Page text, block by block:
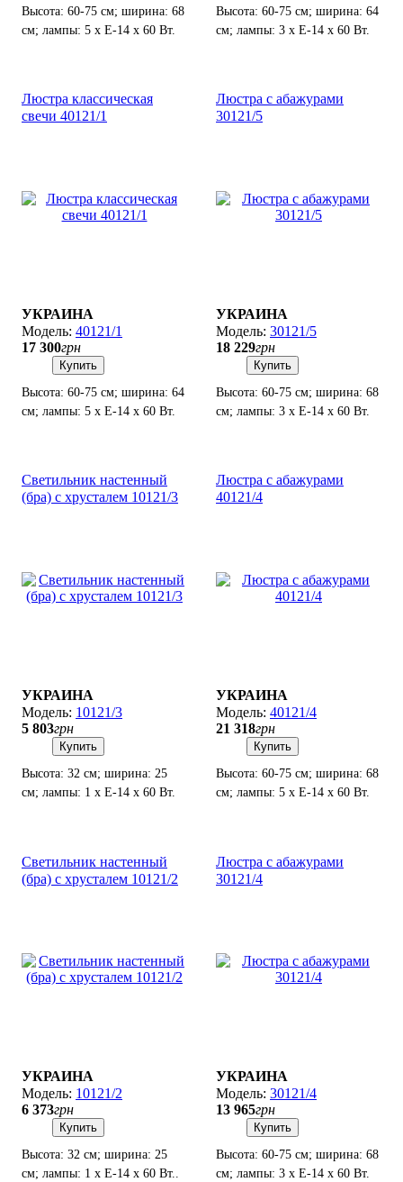
Высота: 60-75 см; ширина: 68
см; лампы: 5 х Е-14 х 60 Вт.
Высота: 60-75 см; ширина: 64
см; лампы: 3 х Е-14 х 60 Вт.
Люстра классическая
свечи 40121/1
УКРАИНА
40121/1
17 300грн
Купить
Высота: 60-75 см; ширина: 64
см; лампы: 5 х Е-14 х 60 Вт.
Люстра с абажурами
30121/5
УКРАИНА
30121/5
18 229грн
Купить
Высота: 60-75 см; ширина: 68
см; лампы: 3 х Е-14 х 60 Вт.
Светильник настенный
(бра) с хрусталем 10121/3
УКРАИНА
10121/3
5 803грн
Купить
Высота: 32 см; ширина: 25
см; лампы: 1 х Е-14 х 60 Вт.
Люстра с абажурами
40121/4
УКРАИНА
40121/4
21 318грн
Купить
Высота: 60-75 см; ширина: 68
см; лампы: 5 х Е-14 х 60 Вт.
Светильник настенный
(бра) с хрусталем 10121/2
УКРАИНА
10121/2
6 373грн
Купить
Высота: 32 см; ширина: 25
см; лампы: 1 х Е-14 х 60 Вт..
Люстра с абажурами
30121/4
УКРАИНА
30121/4
13 965грн
Купить
Высота: 60-75 см; ширина: 68
см; лампы: 3 х Е-14 х 60 Вт.